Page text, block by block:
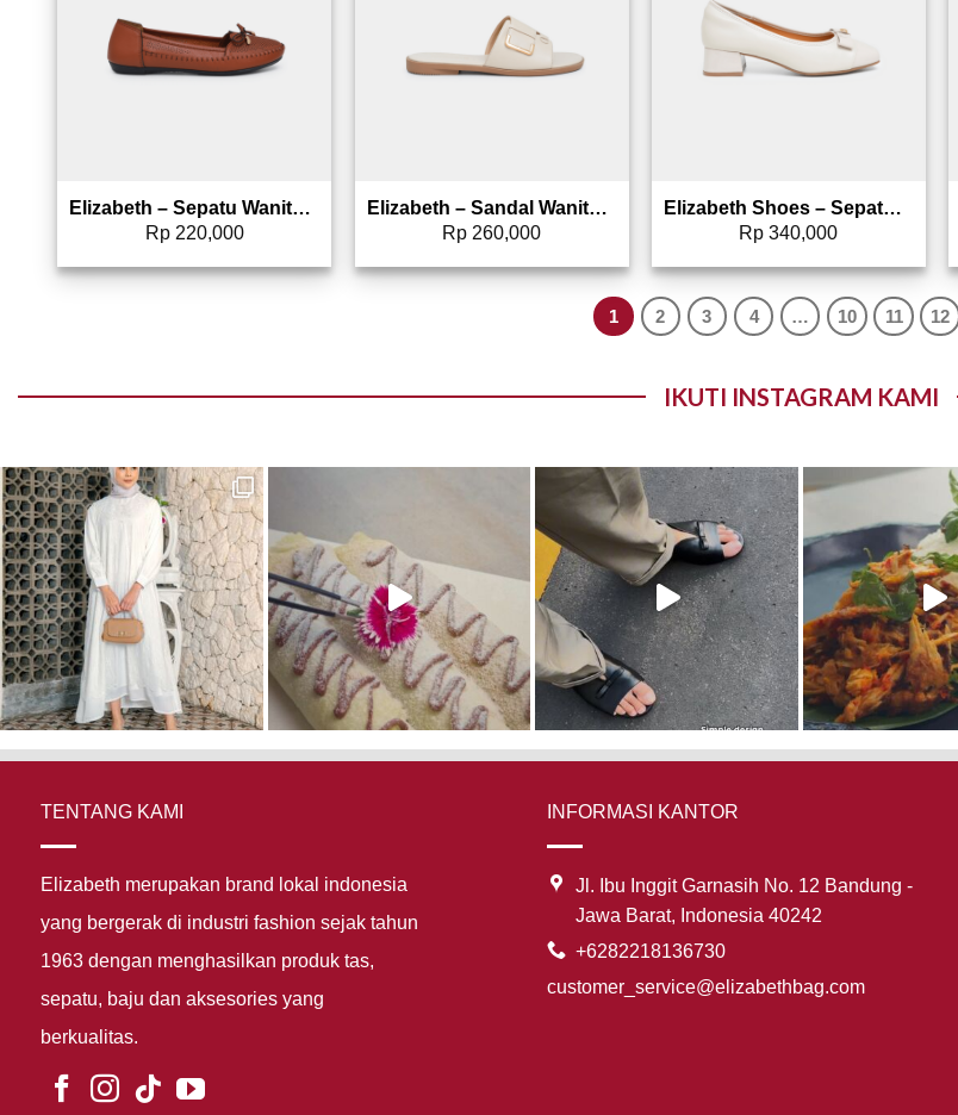
Elizabeth – Sepatu Wanita | Flat Laser Cut 0492-0020
Rp220,000
Elizabeth – Sandal Wanita | Slip On 0453-0422
Rp 260,000
Elizabeth Shoes – Sepatu Wanita | Pantofel Heels 0400-0530
Rp 340,000
1 2 3 4 … 10 11 12
IKUTI INSTAGRAM KAMI
TENTANG KAMI
Elizabeth merupakan brand lokal indonesia
yang bergerak di industri fashion sejak tahun
1963 dengan menghasilkan produk tas,
sepatu, baju dan aksesories yang
berkualitas.
INFORMASI KANTOR
Jl. Ibu Inggit Garnasih No. 12 Bandung -
Jawa Barat, Indonesia 40242
+6282218136730
customer_service@elizabethbag.com